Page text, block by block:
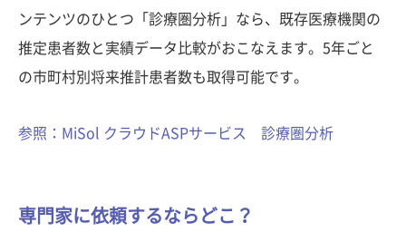
ンテンツのひとつ「診療圏分析」なら、既存医療機関の
推定患者数と実績データ比較がおこなえます。5年ごと
の市町村別将来推計患者数も取得可能です。
参照：MiSol クラウドASPサービス 診療圏分析
専門家に依頼するならどこ？